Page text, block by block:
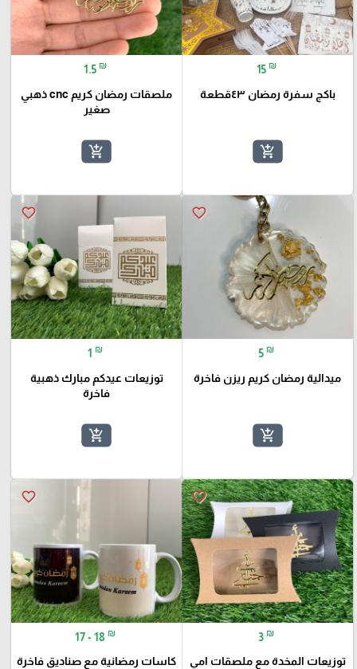
15 ₪
باكج سفرة رمضان ٤٣قطعة
add_shopping_cart
1.5 ₪
ملصقات رمضان كريم cnc ذهبي
صغير
add_shopping_cart
favorite_border
5 ₪
ميدالية رمضان كريم ريزن فاخرة
add_shopping_cart
favorite_border
1 ₪
توزيعات عيدكم مبارك ذهبية
فاخرة
add_shopping_cart
favorite_border
3 ₪
توزيعات المخدة مع ملصقات امي
favorite_border
17 - 18 ₪
كاسات رمضانية مع صناديق فاخرة